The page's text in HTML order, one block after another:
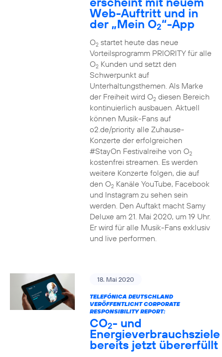
Web-Auftritt und in
der „Mein O2“-App
O2startet heute das neue
Vorteilsprogramm PRIORITY für alle
O2Kunden und setzt den
Schwerpunkt auf
Unterhaltungsthemen. Als Marke
der Freiheit wird O2diesen Bereich
kontinuierlich ausbauen. Aktuell
können Musik-Fans auf
o2.de/priority alle Zuhause-
Konzerte der erfolgreichen
#StayOn Festivalreihe von O2
kostenfrei streamen. Es werden
weitere Konzerte folgen, die auf
den O2Kanäle YouTube, Facebook
und Instagram zu sehen sein
werden. Den Auftakt macht Samy
Deluxe am 21. Mai 2020, um 19 Uhr.
Er wird für alle Musik-Fans exklusiv
und live performen.
18. Mai 2020
TELEFÓNICA DEUTSCHLAND
VERÖFFENTLICHT CORPORATE
RESPONSIBILITY REPORT:
CO2- und
Energieverbrauchsziele
bereits jetzt übererfüllt